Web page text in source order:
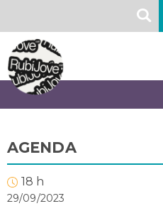
contingut
AGENDA
18 h
29/09/2023